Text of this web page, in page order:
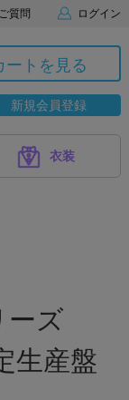
質問 ログイン
ートを見る
新規会員登録
衣装
ーズ
生産盤